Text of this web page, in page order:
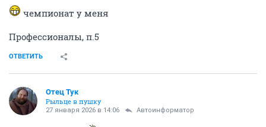
чемпионат у меня
Профессионалы, п.5
ОТВЕТИТЬ
Отец Тук
Рыльце в пушку
27 января 2026 в 14:06 Автоинформатор